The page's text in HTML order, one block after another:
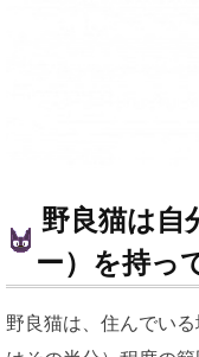
野良猫は自
ー）を持っ
野良猫は、住んでい